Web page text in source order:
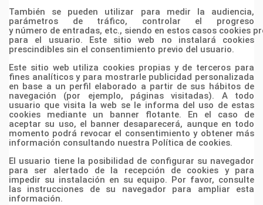
También se pueden utilizar para medir la audiencia,
parámetros de tráfico, controlar el progreso
y número de entradas, etc., siendo en estos casos cookies
para el usuario. Este sitio web no instalará cookies
prescindibles sin el consentimiento previo del usuario.
Este sitio web utiliza cookies propias y de terceros para
fines analíticos y para mostrarle publicidad personalizada
en base a un perfil elaborado a partir de sus hábitos de
navegación (por ejemplo, páginas visitadas). A todo
usuario que visita la web se le informa del uso de estas
cookies mediante un
banner flotante. En el caso de
aceptar su uso, el banner desaparecerá, aunque en todo
momento podrá revocar el consentimiento y obtener más
información consultando nuestra Política de cookies.
El usuario tiene la posibilidad de configurar su navegador
para ser alertado de la recepción de cookies y para
impedir su instalación en su equipo. Por favor, consulte
las instrucciones de su navegador para ampliar esta
información.